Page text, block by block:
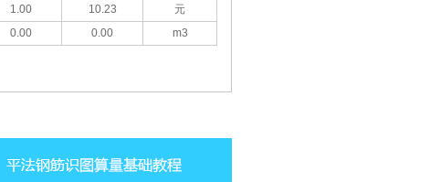
1.00 10.23
元
0.00 0.00 m3